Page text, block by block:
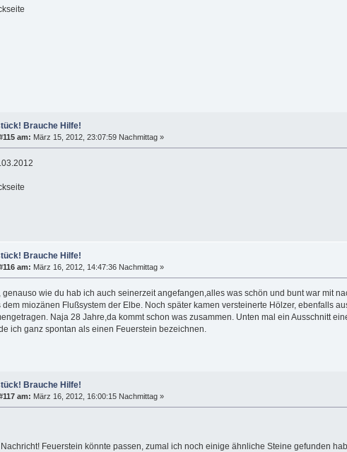
Brauche Hilfe!
am: März 15, 2012, 23:07:59 Nachmittag »
Brauche Hilfe!
am: März 16, 2012, 14:47:36 Nachmittag »
genauso wie du hab ich auch seinerzeit angefangen,alles was schön und bunt war mit
miozänen Flußsystem der Elbe. Noch später kamen versteinerte Hölzer, ebenfalls
Naja 28 Jahre,da kommt schon was zusammen. Unten mal ein Ausschnitt
ich ganz spontan als einen Feuerstein bezeichnen.
Brauche Hilfe!
am: März 16, 2012, 16:00:15 Nachmittag »
Feuerstein könnte passen, zumal ich noch einige ähnliche Steine gefunden